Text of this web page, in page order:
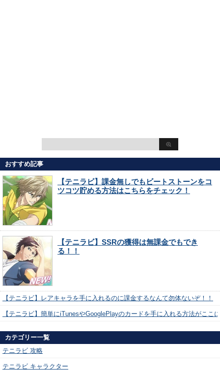
おすすめ記事
【テニラビ】課金無しでもビートストーンをコ
ツコツ貯める方法はこちらをチェック！
【テニラビ】SSRの獲得は無課金でもでき
る！！
【テニラビ】レアキャラを手に入れるのに課金するなんて勿体ないぞ！！
【テニラビ】簡単にiTunesやGooglePlayのカードを手に入れる方法がここ
カテゴリー一覧
テニラビ 攻略
テニラビ キャラクター